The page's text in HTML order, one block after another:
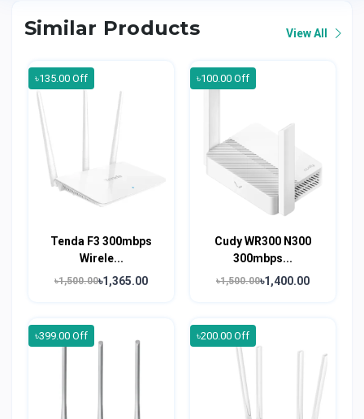
Similar Products View All
৳135.00 Off
Tenda F3 300mbps
Wirele...
৳1,500.00৳1,365.00
৳100.00 Off
Cudy WR300 N300
300mbps...
৳1,500.00৳1,400.00
৳399.00 Off ৳200.00 Off